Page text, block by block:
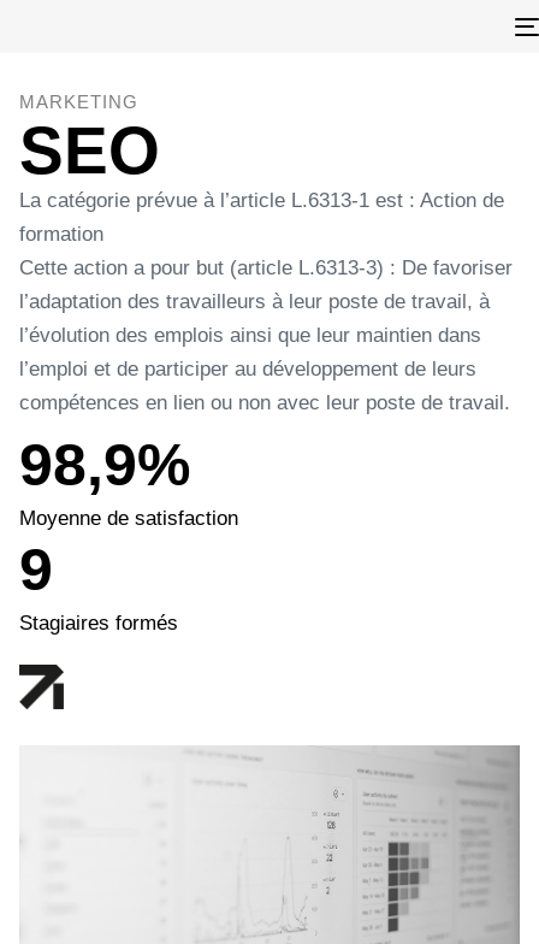
MARKETING
SEO
La catégorie prévue à l’article L.6313-1 est : Action de
formation
Cette action a pour but (article L.6313-3) : De favoriser
l’adaptation des travailleurs à leur poste de travail, à
l’évolution des emplois ainsi que leur maintien dans
l’emploi et de participer au développement de leurs
compétences en lien ou non avec leur poste de travail.
98,9%
Moyenne de satisfaction
9
Stagiaires formés